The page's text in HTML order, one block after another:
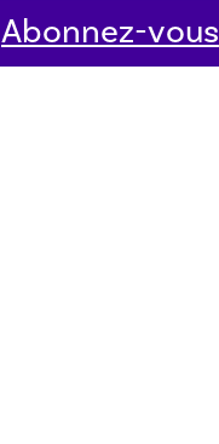
Abonnez-vous